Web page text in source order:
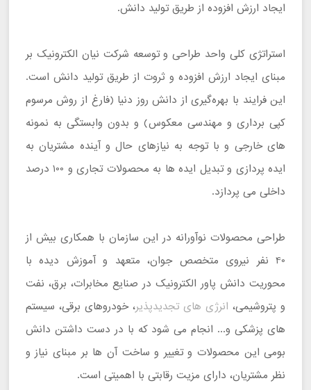
ایجاد ارزش افزوده از طریق تولید دانش.
استراتژی کلی واحد طراحی و توسعه شرکت نیان الکترونیک بر
مبنای ایجاد ارزش افزوده و ثروت از طریق تولید دانش است.
این فرایند با بهره‌گیری از دانش روز دنیا (فارغ از روش مرسوم
کپی برداری و مهندسی معکوس) و بدون وابستگی به نمونه‌
های خارجی و با توجه به نیازهای حال و آینده مشتریان به
ایده ‌پردازی و تبدیل ایده‌ ها به محصولات تجاری و 100 درصد
داخلی می ‌پردازد.
طراحی محصولات نوآورانه در این سازمان با همکاری بیش از
40 نفر نیروی متخصص جوان، متعهد و آموزش‌ دیده با
محوریت دانش پاور الکترونیک در صنایع مخابرات، برق، نفت
و پتروشیمی، انرژی‌ های تجدیدپذیر، خودروهای برقی، سیستم
‌های پزشکی و... انجام می ‌شود که با در دست داشتن دانش
بومی این محصولات و تغییر و ساخت آن‌ ها بر مبنای نیاز و
نظر مشتریان، دارای مزیت رقابتی با اهمیتی است.